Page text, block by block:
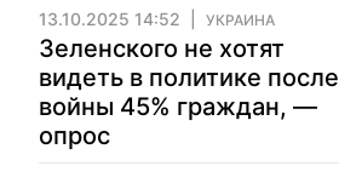
13.10.2025 14:52 УКРАИНА
Зеленского не хотят
видеть в политике после
войны 45% граждан, —
опрос